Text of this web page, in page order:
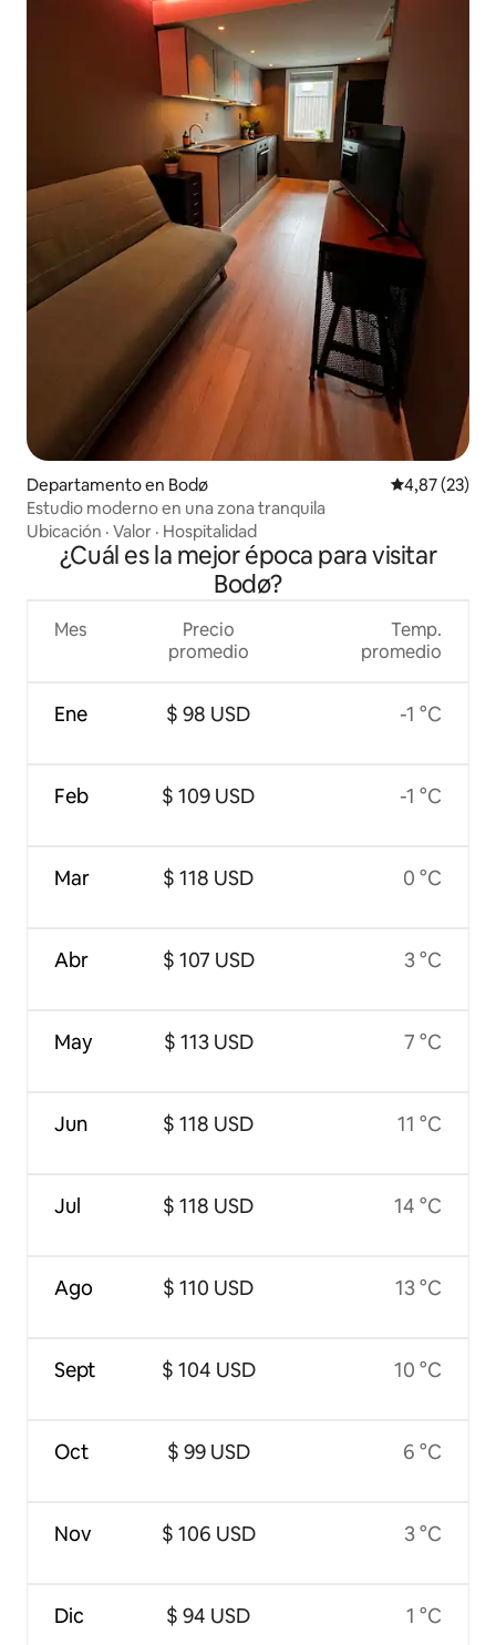
Departamento en Bodø Calificación
4,87 (23)
Estudio moderno en una zona tranquila
Ubicación · Valor · Hospitalidad
¿Cuál es la mejor época para visitar
Bodø?
Mes
Ene
Feb
Mar
Abr
May
Jun
Jul
Ago
Sept
Oct
Nov
Dic
Precio
promedio
$ 98 USD
$ 109 USD
$ 118 USD
$ 107 USD
$ 113 USD
$ 118 USD
$ 118 USD
$ 110 USD
$ 104 USD
$ 99 USD
$ 106 USD
$ 94 USD
Temp.
promedio
-1 °C
-1 °C
0 °C
3 °C
7 °C
11 °C
14 °C
13 °C
10 °C
6 °C
3 °C
1 °C